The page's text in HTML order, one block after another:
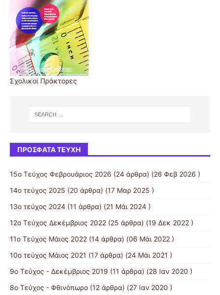
Σχολικοί Πράκτορες
ΠΡΌΣΦΑΤΑ ΤΕΎΧΗ
15ο Τεύχος Φεβρουάριος 2026 (24 άρθρα) (26 Φεβ 2026 )
14ο τεύχος 2025 (20 άρθρα) (17 Μαρ 2025 )
13ο τεύχος 2024 (11 άρθρα) (21 Μάι 2024 )
12ο Τεύχος Δεκέμβριος 2022 (25 άρθρα) (19 Δεκ 2022 )
11ο Τεύχος Μάιος 2022 (14 άρθρα) (06 Μάι 2022 )
10o τεύχος Μάιος 2021 (17 άρθρα) (24 Μάι 2021 )
9ο Τεύχος - Δεκέμβριος 2019 (11 άρθρα) (28 Ιαν 2020 )
8ο Τεύχος - Φθινόπωρο (12 άρθρα) (27 Ιαν 2020 )